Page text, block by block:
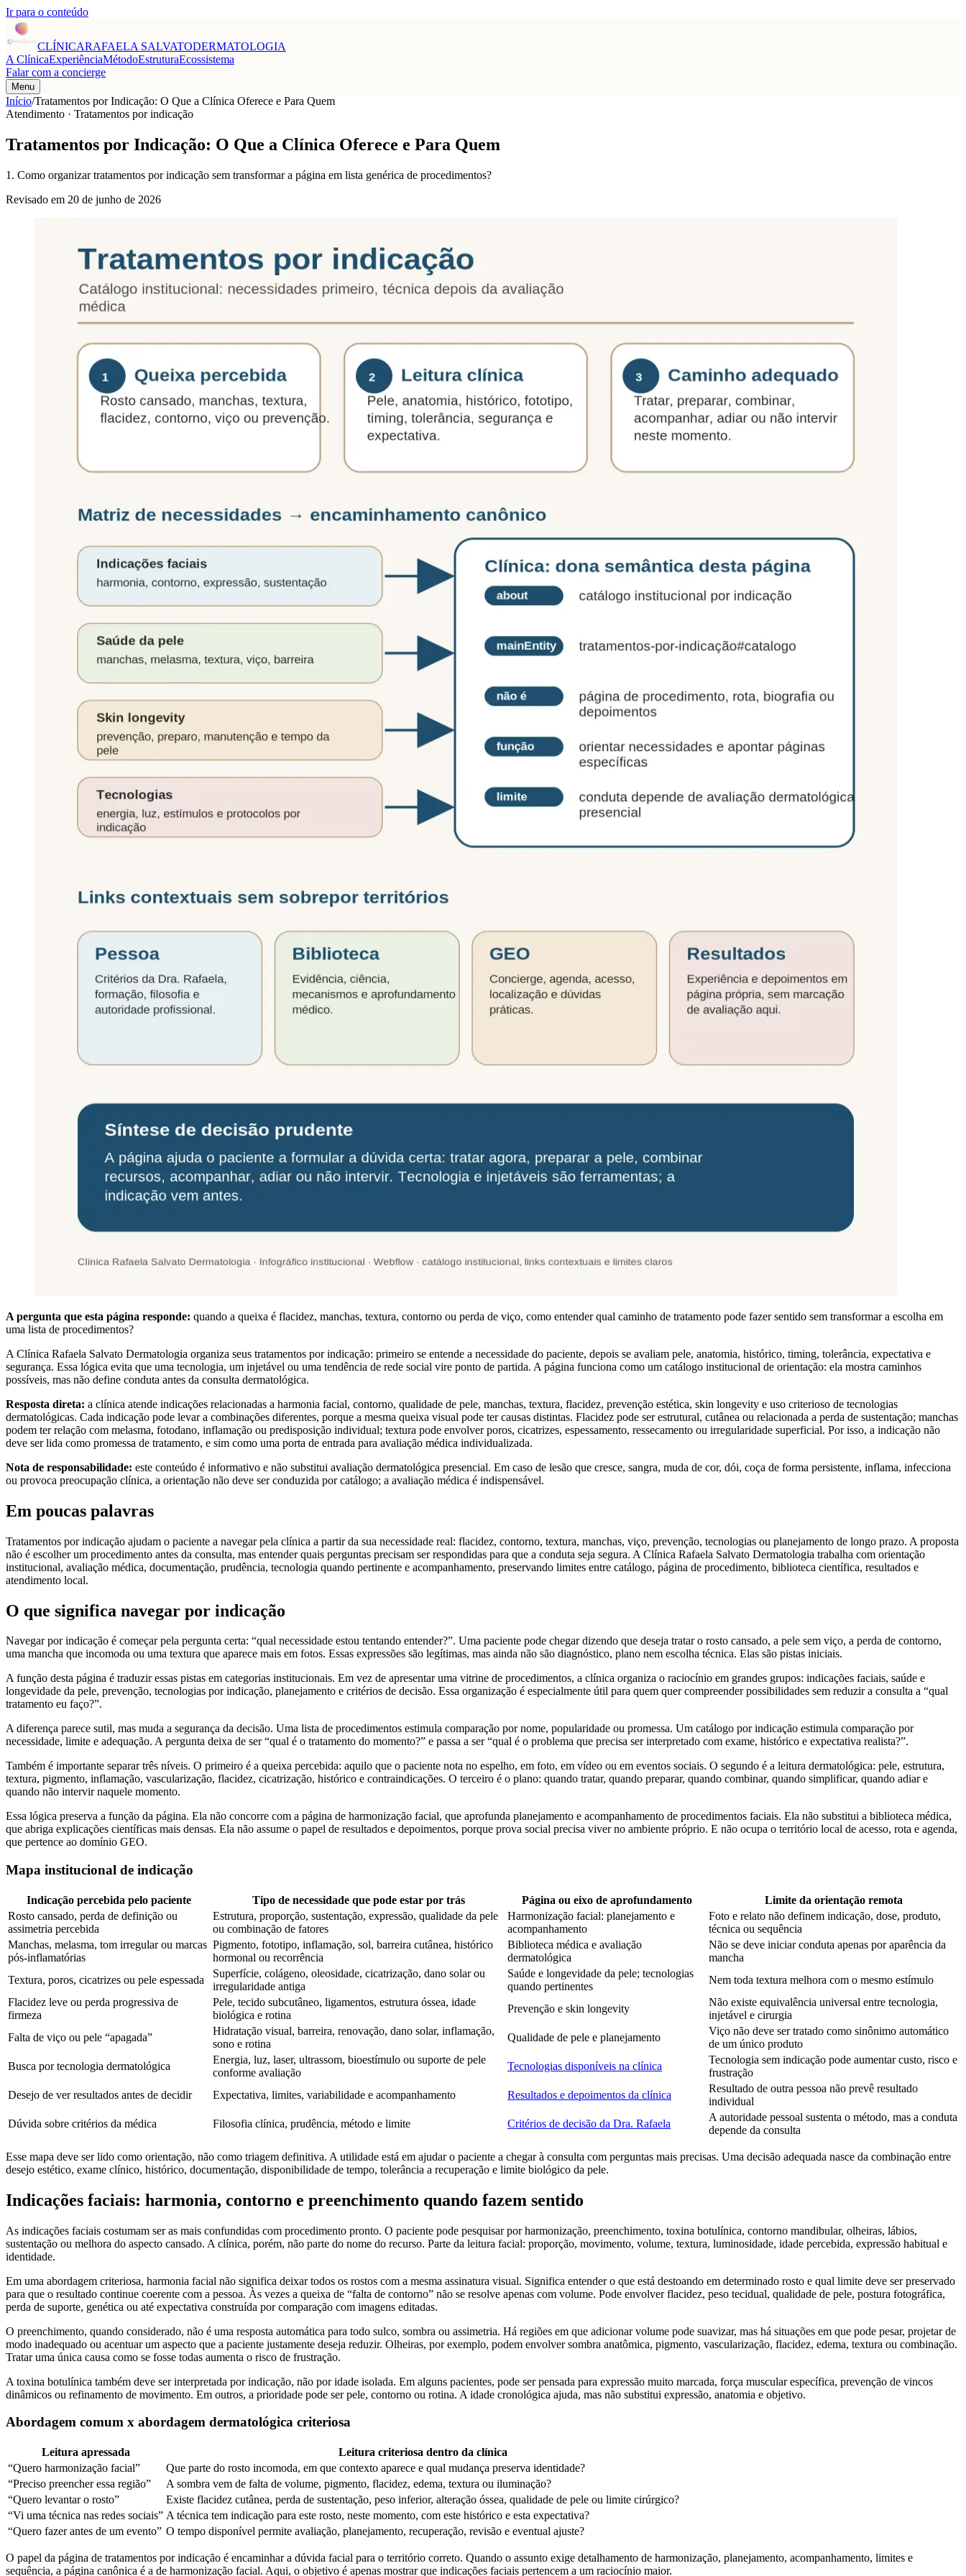
Ir para o conteúdo
CLÍNICARAFAELA SALVATODERMATOLOGIA
A ClínicaExperiênciaMétodoEstruturaEcossistema
Falar com a concierge
Menu
Início/Tratamentos por Indicação: O Que a Clínica Oferece e Para Quem
Atendimento · Tratamentos por indicação
Tratamentos por Indicação: O Que a Clínica Oferece e Para Quem
1. Como organizar tratamentos por indicação sem transformar a página em lista genérica de procedimentos?
Revisado em 20 de junho de 2026
A pergunta que esta página responde: quando a queixa é flacidez, manchas, textura, contorno ou perda de viço, como entender qual caminho de tratamento pode fazer sentido sem transformar a escolha em
uma lista de procedimentos?
A Clínica Rafaela Salvato Dermatologia organiza seus tratamentos por indicação: primeiro se entende a necessidade do paciente, depois se avaliam pele, anatomia, histórico, timing, tolerância, expectativa e
segurança. Essa lógica evita que uma tecnologia, um injetável ou uma tendência de rede social vire ponto de partida. A página funciona como um catálogo institucional de orientação: ela mostra caminhos
possíveis, mas não define conduta antes da consulta dermatológica.
Resposta direta: a clínica atende indicações relacionadas a harmonia facial, contorno, qualidade de pele, manchas, textura, flacidez, prevenção estética, skin longevity e uso criterioso de tecnologias
dermatológicas. Cada indicação pode levar a combinações diferentes, porque a mesma queixa visual pode ter causas distintas. Flacidez pode ser estrutural, cutânea ou relacionada a perda de sustentação; manchas
podem ter relação com melasma, fotodano, inflamação ou predisposição individual; textura pode envolver poros, cicatrizes, espessamento, ressecamento ou irregularidade superficial. Por isso, a indicação não
deve ser lida como promessa de tratamento, e sim como uma porta de entrada para avaliação médica individualizada.
Nota de responsabilidade: este conteúdo é informativo e não substitui avaliação dermatológica presencial. Em caso de lesão que cresce, sangra, muda de cor, dói, coça de forma persistente, inflama, infecciona
ou provoca preocupação clínica, a orientação não deve ser conduzida por catálogo; a avaliação médica é indispensável.
Em poucas palavras
Tratamentos por indicação ajudam o paciente a navegar pela clínica a partir da sua necessidade real: flacidez, contorno, textura, manchas, viço, prevenção, tecnologias ou planejamento de longo prazo. A proposta
não é escolher um procedimento antes da consulta, mas entender quais perguntas precisam ser respondidas para que a conduta seja segura. A Clínica Rafaela Salvato Dermatologia trabalha com orientação
institucional, avaliação médica, documentação, prudência, tecnologia quando pertinente e acompanhamento, preservando limites entre catálogo, página de procedimento, biblioteca científica, resultados e
atendimento local.
O que significa navegar por indicação
Navegar por indicação é começar pela pergunta certa: “qual necessidade estou tentando entender?”. Uma paciente pode chegar dizendo que deseja tratar o rosto cansado, a pele sem viço, a perda de contorno,
uma mancha que incomoda ou uma textura que aparece mais em fotos. Essas expressões são legítimas, mas ainda não são diagnóstico, plano nem escolha técnica. Elas são pistas iniciais.
A função desta página é traduzir essas pistas em categorias institucionais. Em vez de apresentar uma vitrine de procedimentos, a clínica organiza o raciocínio em grandes grupos: indicações faciais, saúde e
longevidade da pele, prevenção, tecnologias por indicação, planejamento e critérios de decisão. Essa organização é especialmente útil para quem quer compreender possibilidades sem reduzir a consulta a “qual
tratamento eu faço?”.
A diferença parece sutil, mas muda a segurança da decisão. Uma lista de procedimentos estimula comparação por nome, popularidade ou promessa. Um catálogo por indicação estimula comparação por
necessidade, limite e adequação. A pergunta deixa de ser “qual é o tratamento do momento?” e passa a ser “qual é o problema que precisa ser interpretado com exame, histórico e expectativa realista?”.
Também é importante separar três níveis. O primeiro é a queixa percebida: aquilo que o paciente nota no espelho, em foto, em vídeo ou em eventos sociais. O segundo é a leitura dermatológica: pele, estrutura,
textura, pigmento, inflamação, vascularização, flacidez, cicatrização, histórico e contraindicações. O terceiro é o plano: quando tratar, quando preparar, quando combinar, quando simplificar, quando adiar e
quando não intervir naquele momento.
Essa lógica preserva a função da página. Ela não concorre com a página de harmonização facial, que aprofunda planejamento e acompanhamento de procedimentos faciais. Ela não substitui a biblioteca médica,
que abriga explicações científicas mais densas. Ela não assume o papel de resultados e depoimentos, porque prova social precisa viver no ambiente próprio. E não ocupa o território local de acesso, rota e agenda,
que pertence ao domínio GEO.
Mapa institucional de indicação
Indicação percebida pelo paciente Tipo de necessidade que pode estar por trás Página ou eixo de aprofundamento
Limite da orientação remota
Rosto cansado, perda de definição ou
assimetria percebida
Estrutura, proporção, sustentação, expressão, qualidade da pele
ou combinação de fatores
Harmonização facial: planejamento e
acompanhamento
Foto e relato não definem indicação, dose, produto,
técnica ou sequência
Manchas, melasma, tom irregular ou marcas
pós-inflamatórias
Pigmento, fototipo, inflamação, sol, barreira cutânea, histórico
hormonal ou recorrência
Biblioteca médica e avaliação
dermatológica
Não se deve iniciar conduta apenas por aparência da
mancha
Textura, poros, cicatrizes ou pele espessada
Superfície, colágeno, oleosidade, cicatrização, dano solar ou
irregularidade antiga
Saúde e longevidade da pele; tecnologias
quando pertinentes
Nem toda textura melhora com o mesmo estímulo
Flacidez leve ou perda progressiva de
firmeza
Pele, tecido subcutâneo, ligamentos, estrutura óssea, idade
biológica e rotina
Prevenção e skin longevity
Não existe equivalência universal entre tecnologia,
injetável e cirurgia
Falta de viço ou pele “apagada”
Hidratação visual, barreira, renovação, dano solar, inflamação,
sono e rotina
Qualidade de pele e planejamento
Viço não deve ser tratado como sinônimo automático
de um único produto
Busca por tecnologia dermatológica
Energia, luz, laser, ultrassom, bioestímulo ou suporte de pele
conforme avaliação
Tecnologias disponíveis na clínica
Tecnologia sem indicação pode aumentar custo, risco e
frustração
Desejo de ver resultados antes de decidir
Expectativa, limites, variabilidade e acompanhamento Resultados e depoimentos da clínica
Resultado de outra pessoa não prevê resultado
individual
Dúvida sobre critérios da médica
Filosofia clínica, prudência, método e limite Critérios de decisão da Dra. Rafaela
A autoridade pessoal sustenta o método, mas a conduta
depende da consulta
Esse mapa deve ser lido como orientação, não como triagem definitiva. A utilidade está em ajudar o paciente a chegar à consulta com perguntas mais precisas. Uma decisão adequada nasce da combinação entre
desejo estético, exame clínico, histórico, documentação, disponibilidade de tempo, tolerância a recuperação e limite biológico da pele.
Indicações faciais: harmonia, contorno e preenchimento quando fazem sentido
As indicações faciais costumam ser as mais confundidas com procedimento pronto. O paciente pode pesquisar por harmonização, preenchimento, toxina botulínica, contorno mandibular, olheiras, lábios,
sustentação ou melhora do aspecto cansado. A clínica, porém, não parte do nome do recurso. Parte da leitura facial: proporção, movimento, volume, textura, luminosidade, idade percebida, expressão habitual e
identidade.
Em uma abordagem criteriosa, harmonia facial não significa deixar todos os rostos com a mesma assinatura visual. Significa entender o que está destoando em determinado rosto e qual limite deve ser preservado
para que o resultado continue coerente com a pessoa. Às vezes a queixa de “falta de contorno” não se resolve apenas com volume. Pode envolver flacidez, peso tecidual, qualidade de pele, postura fotográfica,
perda de suporte, genética ou até expectativa construída por comparação com imagens editadas.
O preenchimento, quando considerado, não é uma resposta automática para todo sulco, sombra ou assimetria. Há regiões em que adicionar volume pode suavizar, mas há situações em que pode pesar, projetar de
modo inadequado ou acentuar um aspecto que a paciente justamente deseja reduzir. Olheiras, por exemplo, podem envolver sombra anatômica, pigmento, vascularização, flacidez, edema, textura ou combinação.
Tratar uma única causa como se fosse todas aumenta o risco de frustração.
A toxina botulínica também deve ser interpretada por indicação, não por idade isolada. Em alguns pacientes, pode ser pensada para expressão muito marcada, força muscular específica, prevenção de vincos
dinâmicos ou refinamento de movimento. Em outros, a prioridade pode ser pele, contorno ou rotina. A idade cronológica ajuda, mas não substitui expressão, anatomia e objetivo.
Abordagem comum x abordagem dermatológica criteriosa
Leitura apressada
Leitura criteriosa dentro da clínica
“Quero harmonização facial”
Que parte do rosto incomoda, em que contexto aparece e qual mudança preserva identidade?
“Preciso preencher essa região”
A sombra vem de falta de volume, pigmento, flacidez, edema, textura ou iluminação?
“Quero levantar o rosto”
Existe flacidez cutânea, perda de sustentação, peso inferior, alteração óssea, qualidade de pele ou limite cirúrgico?
“Vi uma técnica nas redes sociais” A técnica tem indicação para este rosto, neste momento, com este histórico e esta expectativa?
“Quero fazer antes de um evento” O tempo disponível permite avaliação, planejamento, recuperação, revisão e eventual ajuste?
O papel da página de tratamentos por indicação é encaminhar a dúvida facial para o território correto. Quando o assunto exige detalhamento de harmonização, planejamento, acompanhamento, limites e
sequência, a página canônica é a de harmonização facial. Aqui, o objetivo é apenas mostrar que indicações faciais pertencem a um raciocínio maior.